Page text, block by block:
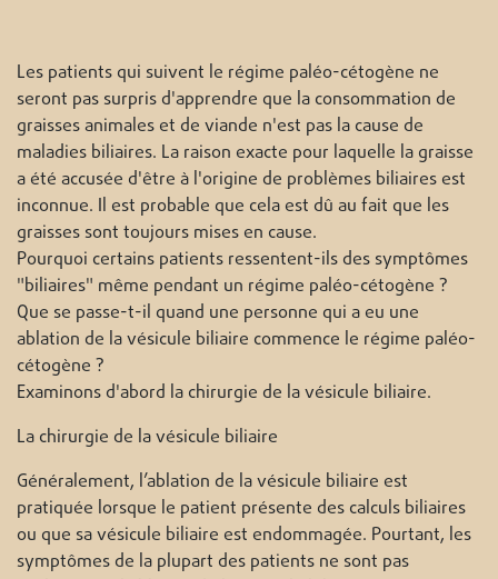
Les patients qui suivent le régime paléo-cétogène ne
seront pas surpris d'apprendre que la consommation de
graisses animales et de viande n'est pas la cause de
maladies biliaires. La raison exacte pour laquelle la graisse
a été accusée d'être à l'origine de problèmes biliaires est
inconnue. Il est probable que cela est dû au fait que les
graisses sont toujours mises en cause.
Pourquoi certains patients ressentent-ils des symptômes
"biliaires" même pendant un régime paléo-cétogène ?
Que se passe-t-il quand une personne qui a eu une
ablation de la vésicule biliaire commence le régime paléo-
cétogène ?
Examinons d'abord la chirurgie de la vésicule biliaire.
La chirurgie de la vésicule biliaire
Généralement, l’ablation de la vésicule biliaire est
pratiquée lorsque le patient présente des calculs biliaires
ou que sa vésicule biliaire est endommagée. Pourtant, les
symptômes de la plupart des patients ne sont pas